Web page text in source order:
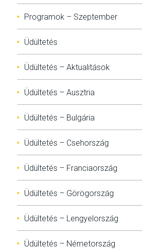
Programok – Szeptember
Üdültetés
Üdültetés – Aktualitások
Üdültetés – Ausztria
Üdültetés – Bulgária
Üdültetés – Csehország
Üdültetés – Franciaország
Üdültetés – Görögország
Üdültetés – Lengyelország
Üdültetés – Németország